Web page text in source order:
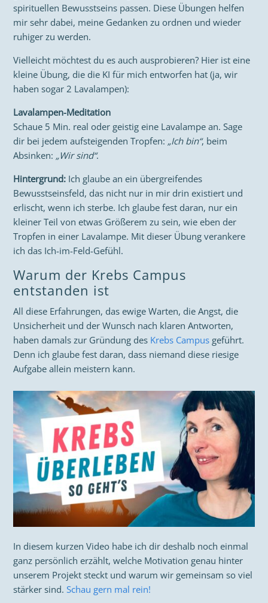
spirituellen Bewusstseins passen. Diese Übungen helfen
mir sehr dabei, meine Gedanken zu ordnen und wieder
ruhiger zu werden.
Vielleicht möchtest du es auch ausprobieren? Hier ist eine
kleine Übung, die die KI für mich entworfen hat (ja, wir
haben sogar 2 Lavalampen):
Lavalampen-Meditation
Schaue 5 Min. real oder geistig eine Lavalampe an. Sage
dir bei jedem aufsteigenden Tropfen: „Ich bin“, beim
Absinken: „Wir sind“.
Hintergrund: Ich glaube an ein übergreifendes
Bewusstseinsfeld, das nicht nur in mir drin existiert und
erlischt, wenn ich sterbe. Ich glaube fest daran, nur ein
kleiner Teil von etwas Größerem zu sein, wie eben der
Tropfen in einer Lavalampe. Mit dieser Übung verankere
ich das Ich-im-Feld-Gefühl.
Warum der Krebs Campus
entstanden ist
All diese Erfahrungen, das ewige Warten, die Angst, die
Unsicherheit und der Wunsch nach klaren Antworten,
haben damals zur Gründung des Krebs Campus geführt.
Denn ich glaube fest daran, dass niemand diese riesige
Aufgabe allein meistern kann.
In diesem kurzen Video habe ich dir deshalb noch einmal
ganz persönlich erzählt, welche Motivation genau hinter
unserem Projekt steckt und warum wir gemeinsam so viel
stärker sind.Schau gern mal rein!